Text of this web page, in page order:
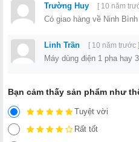
Trường Huy [ 10 năm
Có giao hàng về Ninh
Linh Trần [ 10 năm trước ]
Máy dùng điện 1 pha hay
Bạn cảm thấy sản phẩm như
Tuyệt vời
Rất tốt